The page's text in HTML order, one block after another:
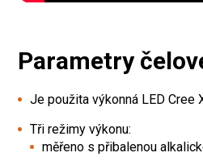
Parametry
Je použita výkonná LED
Tři režimy výkonu:
měřeno s přibalenou